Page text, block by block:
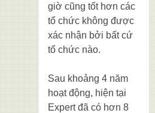
giờ cũng tốt hơn các
tổ chức không được
xác nhận bởi bất cứ
tổ chức nào.
Sau khoảng 4 năm
hoạt động, hiện tại
Expert đã có hơn 8